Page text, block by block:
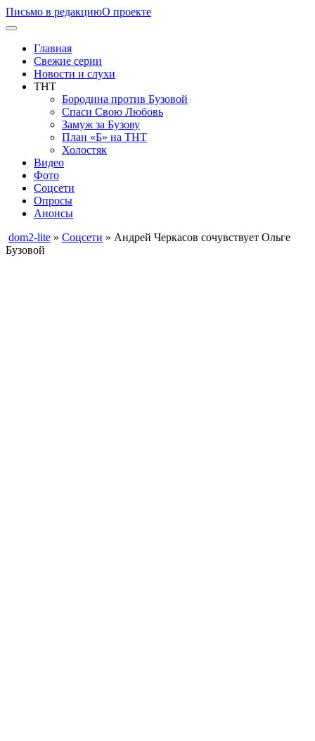
Письмо в редакциюО проекте
Главная
Свежие серии
Новости и слухи
ТНТ
Бородина против Бузовой
Спаси Свою Любовь
Замуж за Бузову
План «Б» на ТНТ
Холостяк
Видео
Фото
Соцсети
Опросы
Анонсы
dom2-lite » Соцсети » Андрей Черкасов сочувствует Ольге
Бузовой